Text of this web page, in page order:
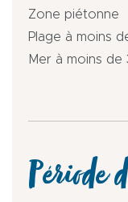
Zone piétonne
Plage à moins
Mer à moins de
Période